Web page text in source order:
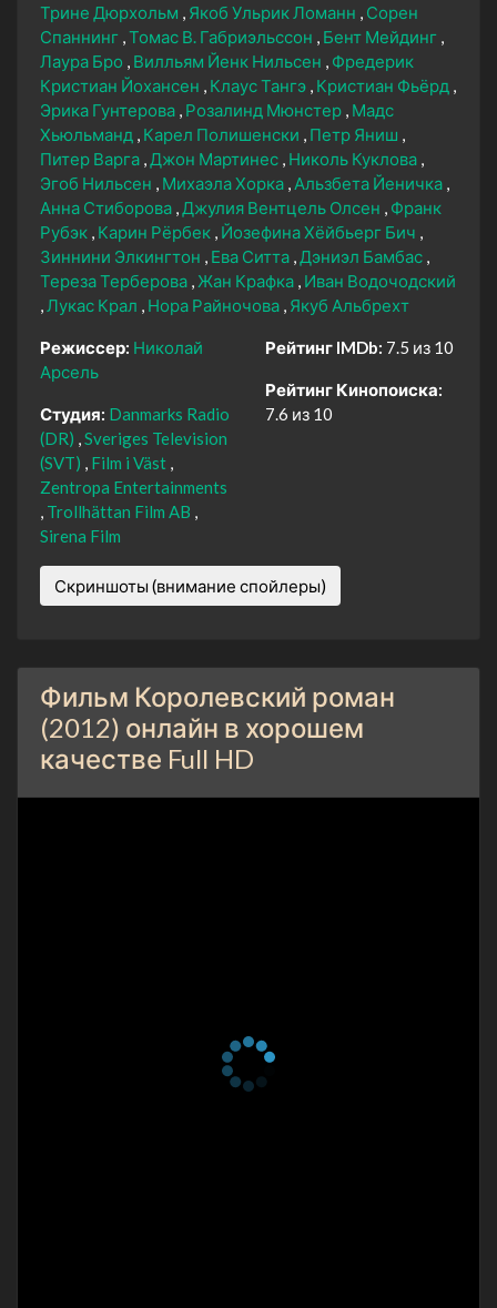
Трине Дюрхольм
Якоб Ульрик Ломанн
Сорен
Спаннинг Томас В. Габриэльссон
Бент Мейдинг
Лаура Бро
Вилльям Йенк Нильсен
Фредерик
Кристиан Йохансен
Клаус Тангэ Кристиан Фьёрд
Эрика Гунтерова Розалинд Мюнстер Мадс
Хьюльманд
Карел Полишенски
Петр Яниш
Питер Варга Джон Мартинес Николь Куклова
Эгоб Нильсен
Михаэла Хорка Альзбета Йеничка
Анна Стиборова Джулия Вентцель Олсен
Франк
Рубэк Карин Рёрбек Йозефина Хёйбьерг Бич
Зиннини Элкингтон
Ева Ситта Дэниэл Бамбас
Тереза Терберова Жан Крафка Иван Водочодский
Лукас Крал
Нора Райночова Якуб Альбрехт
Режиссер: Николай
Арсель
Студия: Danmarks Radio
(DR) Sveriges Television
(SVT)
Film i Väst
Zentropa Entertainments
Trollhättan Film AB
Sirena Film
Рейтинг IMDb: 7.5 из 10
Рейтинг Кинопоиска:
7.6 из 10
Скриншоты (внимание спойлеры)
Фильм Королевский роман
(2012) онлайн в хорошем
качестве Full HD